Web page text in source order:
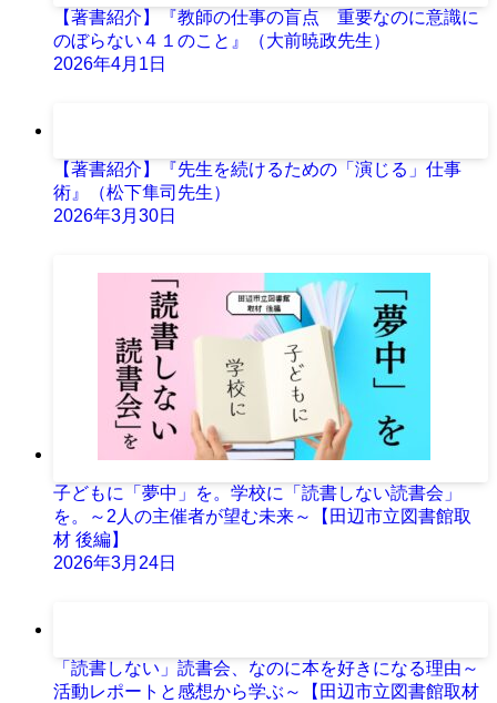
【著書紹介】『教師の仕事の盲点 重要なのに意識に
のぼらない４１のこと』（大前暁政先生）
2026年4月1日
【著書紹介】『先生を続けるための「演じる」仕事
術』（松下隼司先生）
2026年3月30日
子どもに「夢中」を。学校に「読書しない読書会」
を。～2人の主催者が望む未来～【田辺市立図書館取
材 後編】
2026年3月24日
「読書しない」読書会、なのに本を好きになる理由～
活動レポートと感想から学ぶ～【田辺市立図書館取材